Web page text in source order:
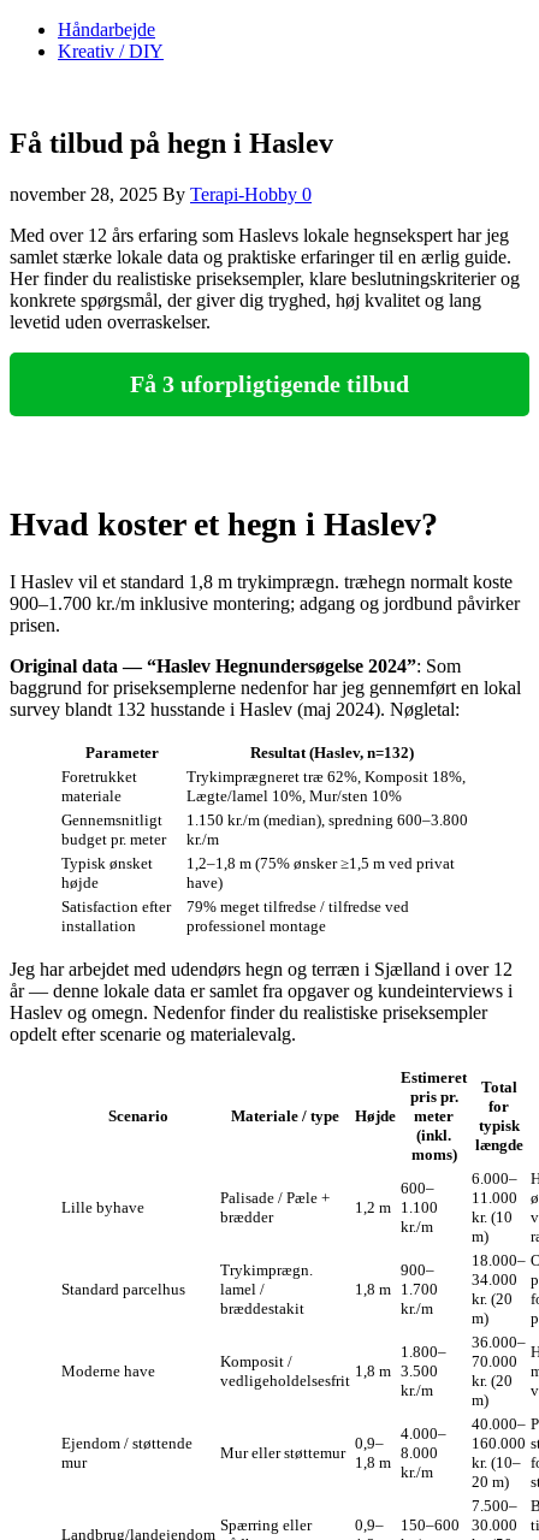
Håndarbejde
Kreativ / DIY
Få tilbud på hegn i Haslev
november 28, 2025 By Terapi-Hobby 0
Med over 12 års erfaring som Haslevs lokale hegnsekspert har jeg
samlet stærke lokale data og praktiske erfaringer til en ærlig guide.
Her finder du realistiske priseksempler, klare beslutningskriterier og
konkrete spørgsmål, der giver dig tryghed, høj kvalitet og lang
levetid uden overraskelser.
Få 3 uforpligtigende tilbud
Hvad koster et hegn i Haslev?
I Haslev vil et standard 1,8 m trykimprægn. træhegn normalt koste
900–1.700 kr./m inklusive montering; adgang og jordbund påvirker
prisen.
Original data — “Haslev Hegnundersøgelse 2024”: Som
baggrund for priseksemplerne nedenfor har jeg gennemført en lokal
survey blandt 132 husstande i Haslev (maj 2024). Nøgletal:
Parameter
Resultat (Haslev, n=132)
Foretrukket
materiale
Trykimprægneret træ 62%, Komposit 18%,
Lægte/lamel 10%, Mur/sten 10%
Gennemsnitligt
budget pr. meter
1.150 kr./m (median), spredning 600–3.800
kr./m
Typisk ønsket
højde
1,2–1,8 m (75% ønsker ≥1,5 m ved privat
have)
Satisfaction efter
installation
79% meget tilfredse / tilfredse ved
professionel montage
Jeg har arbejdet med udendørs hegn og terræn i Sjælland i over 12
år — denne lokale data er samlet fra opgaver og kundeinterviews i
Haslev og omegn. Nedenfor finder du realistiske priseksempler
opdelt efter scenarie og materialevalg.
Scenario Materiale / type Højde
Estimeret
pris pr.
meter
(inkl.
moms)
Total
for
typisk
længde
Lille byhave
Palisade / Pæle +
brædder
1,2 m
600–
1.100
kr./m
6.000–
11.000
kr. (10
m)
Standard parcelhus
Trykimprægn.
lamel /
bræddestakit
1,8 m
900–
1.700
kr./m
18.000–
34.000
kr. (20
m)
Moderne have
Komposit /
vedligeholdelsesfrit
1,8 m
1.800–
3.500
kr./m
36.000–
70.000
kr. (20
m)
Ejendom / støttende
mur
Mur eller støttemur
0,9–
1,8 m
4.000–
8.000
kr./m
40.000–
160.000
kr. (10–
20 m)
Landbrug/landejendom
Spærring eller
0,9–
150–600
7.500–
30.000